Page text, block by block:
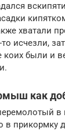
хватали
исчезли,
коих были и
как
в
в прикормку